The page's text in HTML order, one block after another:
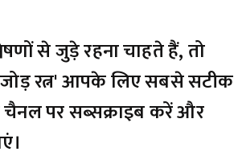
से जुड़े रहना चाहते हैं, तो
रत्न' आपके लिए सबसे सटीक
चैनल पर सब्सक्राइब करें और